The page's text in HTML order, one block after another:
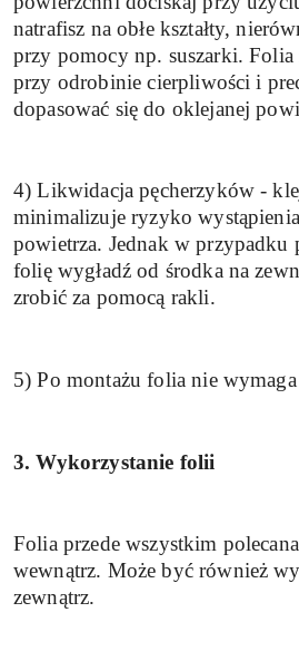
natrafisz na obłe kształty,
przy pomocy np. suszarki. Folia
przy odrobinie cierpliwości i
dopasować się do oklejanej
4) Likwidacja pęcherzyków -
minimalizuje ryzyko
powietrza. Jednak w przypadku
folię wygładź od środka na
zrobić za pomocą rakli.
5) Po montażu folia nie wymaga
3. Wykorzystanie folii
Folia przede wszystkim
wewnątrz. Może być również
zewnątrz.